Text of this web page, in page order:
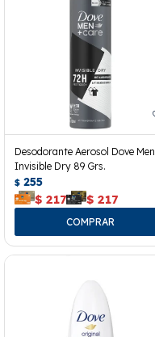
Desodorante Aerosol Dove Men
Invisible Dry 89 Grs.
$ 255
$ 217 $ 217